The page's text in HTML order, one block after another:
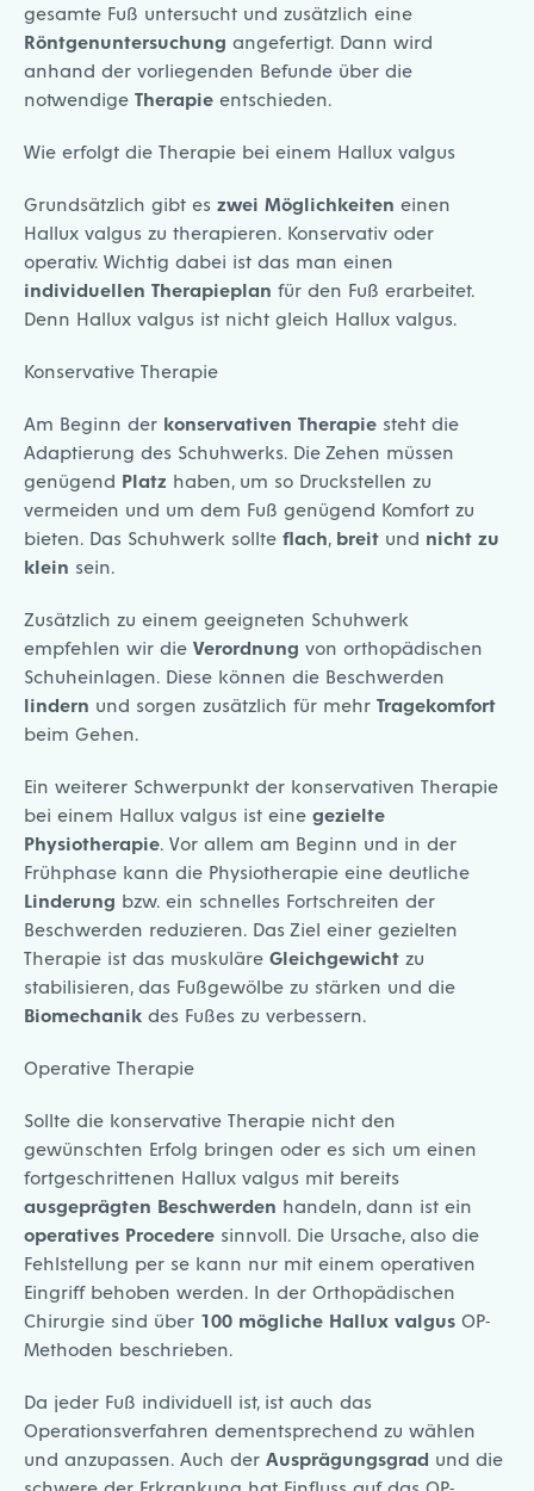
gesamte Fuß untersucht und zusätzlich eine
Röntgenuntersuchung angefertigt. Dann wird
anhand der vorliegenden Befunde über die
notwendige Therapie entschieden.
Wie erfolgt die Therapie bei einem Hallux valgus
Grundsätzlich gibt es zwei Möglichkeiten einen
Hallux valgus zu therapieren. Konservativ oder
operativ. Wichtig dabei ist das man einen
individuellen Therapieplan für den Fuß erarbeitet.
Denn Hallux valgus ist nicht gleich Hallux valgus.
Konservative Therapie
Am Beginn der konservativen Therapie steht die
Adaptierung des Schuhwerks. Die Zehen müssen
genügend Platz haben, um so Druckstellen zu
vermeiden und um dem Fuß genügend Komfort zu
bieten. Das Schuhwerk sollte flach, breit und nicht zu
klein sein.
Zusätzlich zu einem geeigneten Schuhwerk
empfehlen wir die Verordnung von orthopädischen
Schuheinlagen. Diese können die Beschwerden
lindern und sorgen zusätzlich für mehr Tragekomfort
beim Gehen.
Ein weiterer Schwerpunkt der konservativen Therapie
bei einem Hallux valgus ist eine gezielte
Physiotherapie. Vor allem am Beginn und in der
Frühphase kann die Physiotherapie eine deutliche
Linderung bzw. ein schnelles Fortschreiten der
Beschwerden reduzieren. Das Ziel einer gezielten
Therapie ist das muskuläre Gleichgewicht zu
stabilisieren, das Fußgewölbe zu stärken und die
Biomechanik des Fußes zu verbessern.
Operative Therapie
Sollte die konservative Therapie nicht den
gewünschten Erfolg bringen oder es sich um einen
fortgeschrittenen Hallux valgus mit bereits
ausgeprägten Beschwerden handeln, dann ist ein
operatives Procedere sinnvoll. Die Ursache, also die
Fehlstellung per se kann nur mit einem operativen
Eingriff behoben werden. In der Orthopädischen
Chirurgie sind über 100 mögliche Hallux valgus OP-
Methoden beschrieben.
Da jeder Fuß individuell ist, ist auch das
Operationsverfahren dementsprechend zu wählen
und anzupassen. Auch der Ausprägungsgrad und die